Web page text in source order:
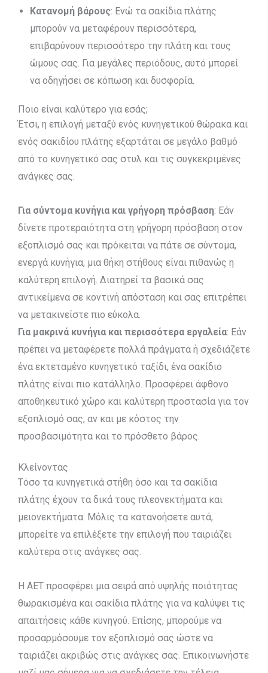
Κατανομή βάρους: Ενώ τα σακίδια πλάτης
μπορούν να μεταφέρουν περισσότερα,
επιβαρύνουν περισσότερο την πλάτη και τους
ώμους σας. Για μεγάλες περιόδους, αυτό μπορεί
να οδηγήσει σε κόπωση και δυσφορία.
Ποιο είναι καλύτερο για εσάς;
Έτσι, η επιλογή μεταξύ ενός κυνηγετικού θώρακα και
ενός σακιδίου πλάτης εξαρτάται σε μεγάλο βαθμό
από το κυνηγετικό σας στυλ και τις συγκεκριμένες
ανάγκες σας.
Για σύντομα κυνήγια και γρήγορη πρόσβαση: Εάν
δίνετε προτεραιότητα στη γρήγορη πρόσβαση στον
εξοπλισμό σας και πρόκειται να πάτε σε σύντομα,
ενεργά κυνήγια, μια θήκη στήθους είναι πιθανώς η
καλύτερη επιλογή. Διατηρεί τα βασικά σας
αντικείμενα σε κοντινή απόσταση και σας επιτρέπει
να μετακινείστε πιο εύκολα.
Για μακρινά κυνήγια και περισσότερα εργαλεία: Εάν
πρέπει να μεταφέρετε πολλά πράγματα ή σχεδιάζετε
ένα εκτεταμένο κυνηγετικό ταξίδι, ένα σακίδιο
πλάτης είναι πιο κατάλληλο. Προσφέρει άφθονο
αποθηκευτικό χώρο και καλύτερη προστασία για τον
εξοπλισμό σας, αν και με κόστος την
προσβασιμότητα και το πρόσθετο βάρος.
Κλείνοντας
Τόσο τα κυνηγετικά στήθη όσο και τα σακίδια
πλάτης έχουν τα δικά τους πλεονεκτήματα και
μειονεκτήματα. Μόλις τα κατανοήσετε αυτά,
μπορείτε να επιλέξετε την επιλογή που ταιριάζει
καλύτερα στις ανάγκες σας.
Η AET προσφέρει μια σειρά από υψηλής ποιότητας
θωρακισμένα και σακίδια πλάτης για να καλύψει τις
απαιτήσεις κάθε κυνηγού. Επίσης, μπορούμε να
προσαρμόσουμε τον εξοπλισμό σας ώστε να
ταιριάζει ακριβώς στις ανάγκες σας. Επικοινωνήστε